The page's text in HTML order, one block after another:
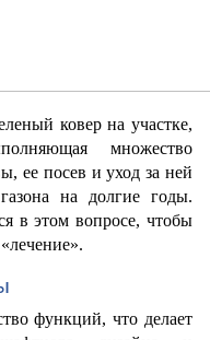
ковер на участке,
множество
ее посев и уход за ней
на долгие годы.
в этом вопросе, чтобы
функций, что делает